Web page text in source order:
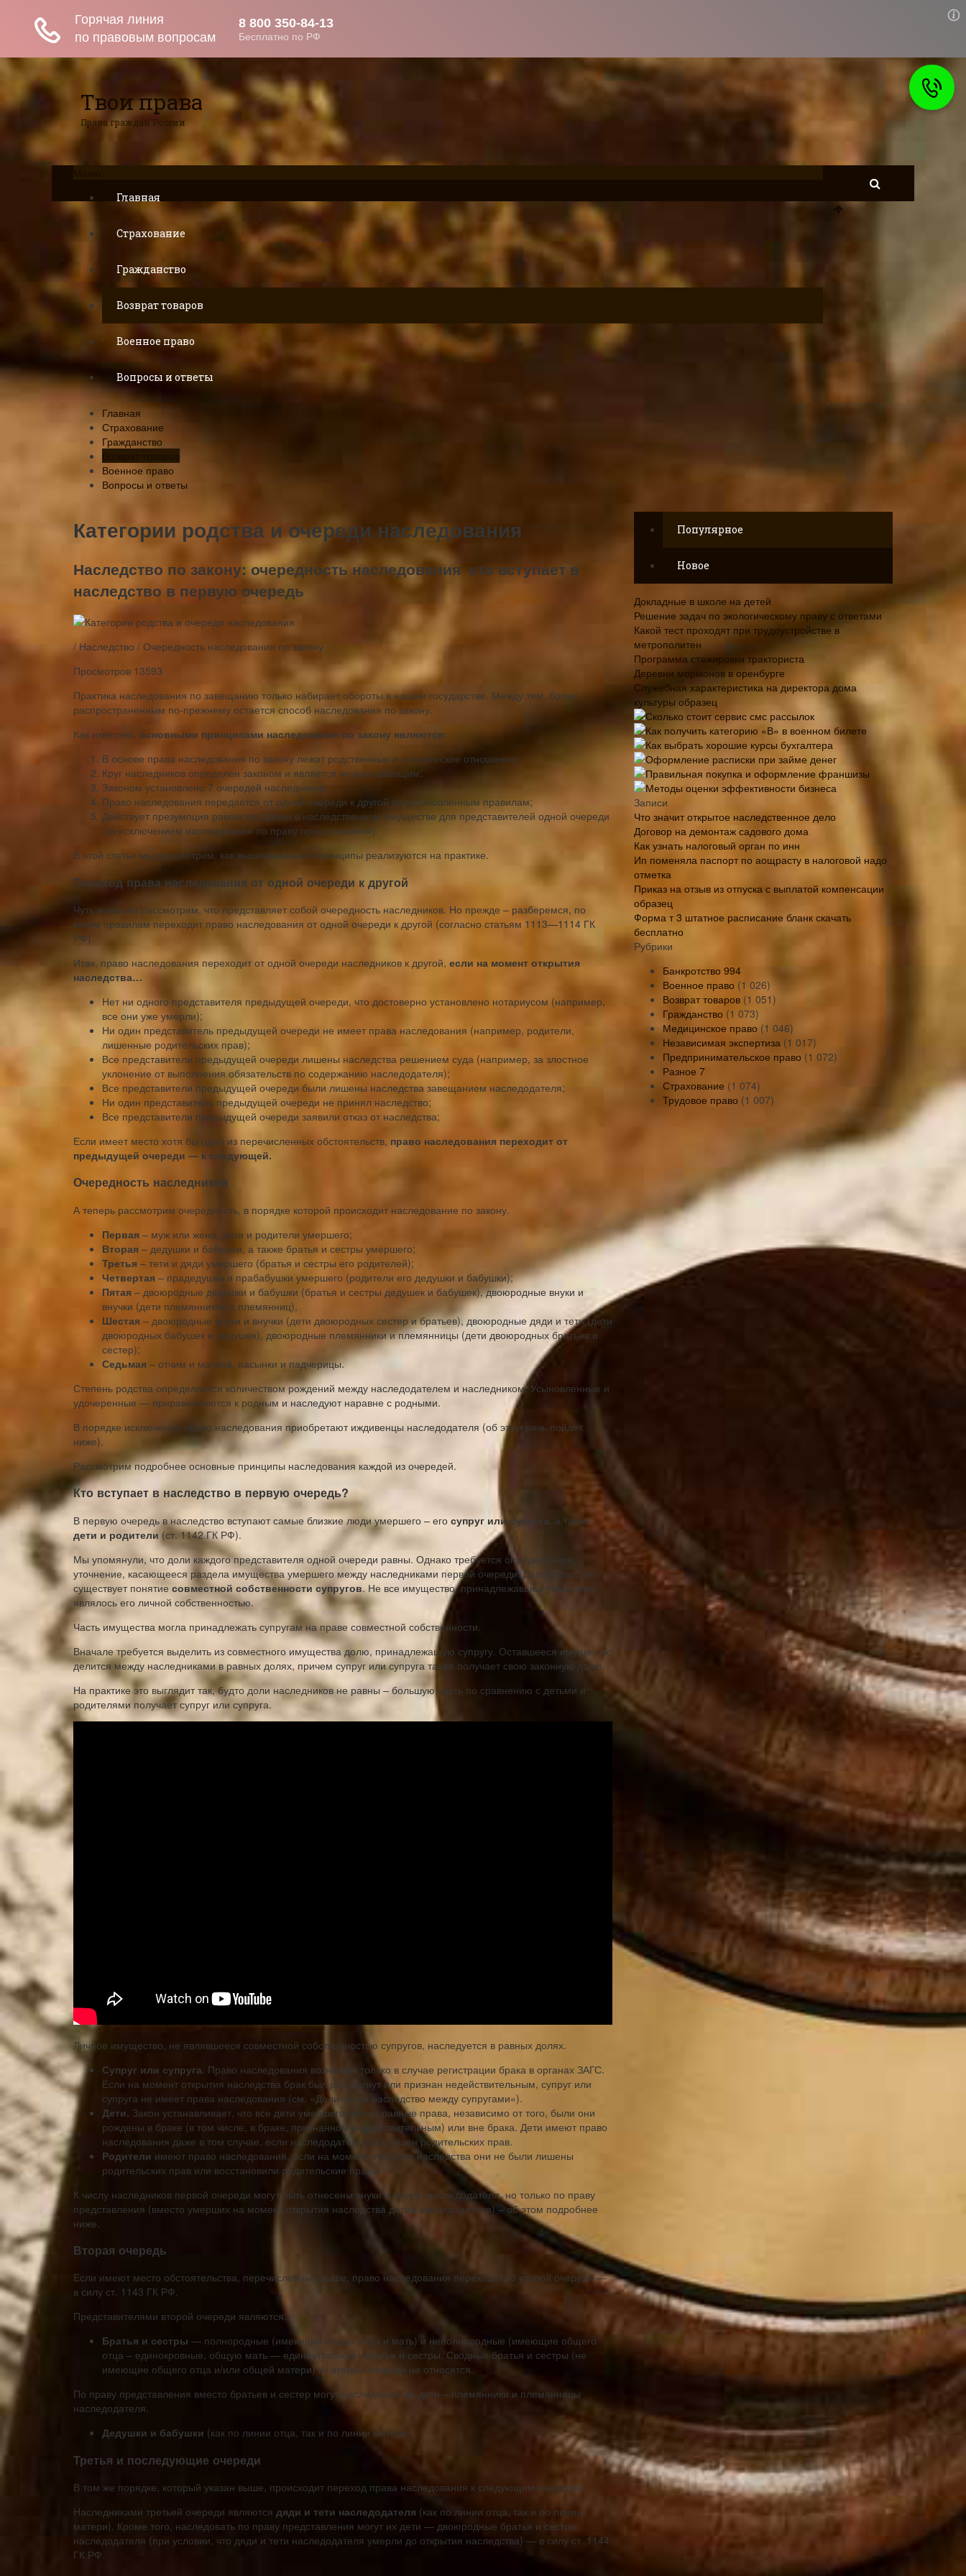
Твои права
Права граждан России
Главная
Страхование
Гражданство
Возврат товаров
Военное право
Вопросы и ответы
Главная
Страхование
Гражданство
Военное право
Вопросы и ответы
Категории родства и очереди наследования
Наследство по закону: очередность наследования ­ кто вступает в
наследство в первую очередь
/ Наследство / Очередность наследования по закону
Просмотров 13593
Практика наследования по завещанию только набирает обороты в нашем государстве. Между тем, более
распространенным по-прежнему остается способ наследования по закону.
Как известно, основными принципами наследования по закону являются:
В основе права наследования по закону лежат родственные и супружеские отношения;
Круг наследников определен законом и является исчерпывающим;
Законом установлено 7 очередей наследников;
Право наследования передается от одной очереди к другой по установленным правилам;
Действует презумпция равенства долей в наследственном имуществе для представителей одной очереди
(за исключением наследования по праву представления).
В этой статье мы рассмотрим, как вышеуказанные принципы реализуются на практике.
Переход права наследования от одной очереди к другой
Чуть ниже мы рассмотрим, что представляет собой очередность наследников. Но прежде – разберемся, по
каким правилам переходит право наследования от одной очереди к другой (согласно статьям 1113—1114 ГК
РФ).
Итак, право наследования переходит от одной очереди наследников к другой, если на момент открытия
наследства…
Нет ни одного представителя предыдущей очереди, что достоверно установлено нотариусом (например,
все они уже умерли);
Ни один представитель предыдущей очереди не имеет права наследования (например, родители,
лишенные родительских прав);
Все представители предыдущей очереди лишены наследства решением суда (например, за злостное
уклонение от выполнения обязательств по содержанию наследодателя);
Все представители предыдущей очереди были лишены наследства завещанием наследодателя;
Ни один представитель предыдущей очереди не принял наследство;
Все представители предыдущей очереди заявили отказ от наследства;
Если имеет место хотя бы одно из перечисленных обстоятельств, право наследования переходит от
предыдущей очереди — к следующей.
Очередность наследников
А теперь рассмотрим очередность, в порядке которой происходит наследование по закону.
Первая – муж или жена, дети и родители умершего;
Вторая – дедушки и бабушки, а также братья и сестры умершего;
Третья – тети и дяди умершего (братья и сестры его родителей);
Четвертая – прадедушки и прабабушки умершего (родители его дедушки и бабушки);
Пятая – двоюродные дедушки и бабушки (братья и сестры дедушек и бабушек), двоюродные внуки и
внучки (дети племянников и племянниц),
Шестая – двоюродные внуки и внучки (дети двоюродных сестер и братьев), двоюродные дяди и тети (дети
двоюродных бабушек и дедушек), двоюродные племянники и племянницы (дети двоюродных братьев и
сестер);
Седьмая – отчим и мачеха, пасынки и падчерицы.
Степень родства определяется количеством рождений между наследодателем и наследником. Усыновленные и
удочеренные — приравниваются к родным и наследуют наравне с родными.
В порядке исключения право наследования приобретают иждивенцы наследодателя (об этом речь пойдет
ниже).
Рассмотрим подробнее основные принципы наследования каждой из очередей.
Кто вступает в наследство в первую очередь?
В первую очередь в наследство вступают самые близкие люди умершего – его супруг или супруга , а также
дети и родители (ст. 1142 ГК РФ).
Мы упомянули, что доли каждого представителя одной очереди равны. Однако требуется определенное
уточнение, касающееся раздела имущества умершего между наследниками первой очереди. Дело в том, что
существует понятие совместной собственности супругов. Не все имущество, принадлежавшее умершему,
являлось его личной собственностью.
Часть имущества могла принадлежать супругам на праве совместной собственности.
Вначале требуется выделить из совместного имущества долю, принадлежащую супругу. Оставшееся имущество
делится между наследниками в равных долях, причем супруг или супруга также получает свою законную долю.
На практике это выглядит так, будто доли наследников не равны – большую часть по сравнению с детьми и
родителями получает супруг или супруга.
Личное имущество, не являвшееся совместной собственностью супругов, наследуется в равных долях.
Супруг или супруга . Право наследования возникает только в случае регистрации брака в органах ЗАГС.
Если на момент открытия наследства брак был расторгнут или признан недействительным, супруг или
супруга не имеет права наследования (см. «Делится ли наследство между супругами«).
Дети. Закон устанавливает, что все дети умершего имеют равные права, независимо от того, были они
рождены в браке (в том числе, в браке, признанном недействительным) или вне брака. Дети имеют право
наследования даже в том случае, если наследодатель был лишен родительских прав.
Родители имеют право наследования, если на момент открытия наследства они не были лишены
родительских прав или восстановили родительские права.
К числу наследников первой очереди могут быть отнесены внуки и внучки наследодателя, но только по праву
представления (вместо умерших на момент открытия наследства детей наследодателя) – об этом подробнее
ниже.
Вторая очередь
Если имеют место обстоятельства, перечисленные выше, право наследования переходит ко второй очереди —
в силу ст. 1143 ГК РФ.
Представителями второй очереди являются:
Братья и сестры — полнородные (имеющие общих отца и мать) и неполнородные (имеющие общего
отца – единокровные, общую мать — единоутробные) братья и сестры. Сводные братья и сестры (не
имеющие общего отца и/или общей матери) ко второй очереди не относятся.
По праву представления вместо братьев и сестер могут наследовать их дети – племянники и племянницы
наследодателя.
Дедушки и бабушки (как по линии отца, так и по линии матери).
Третья и последующие очереди
В том же порядке, который указан выше, происходит переход права наследования к следующим очередям.
Наследниками третьей очереди являются дяди и тети наследодателя (как по линии отца, так и по линии
матери). Кроме того, наследовать по праву представления могут их дети — двоюродные братья и сестры
наследодателя (при условии, что дяди и тети наследодателя умерли до открытия наследства) — в силу ст. 1144
ГК РФ.
Популярное
Новое
Докладные в школе на детей
Решение задач по экологическому праву с ответами
Какой тест проходят при трудоустройстве в
метрополитен
Программа стажировки тракториста
Деревни мормонов в оренбурге
Служебная характеристика на директора дома
культуры образец
Сколько стоит сервис смс рассылок
Как получить категорию «В» в военном билете
Как выбрать хорошие курсы бухгалтера
Оформление расписки при займе денег
Правильная покупка и оформление франшизы
Методы оценки эффективности бизнеса
Записи
Что значит открытое наследственное дело
Договор на демонтаж садового дома
Как узнать налоговый орган по инн
Ип поменяла паспорт по аощрасту в налоговой надо
отметка
Приказ на отзыв из отпуска с выплатой компенсации
образец
Форма т 3 штатное расписание бланк скачать
бесплатно
Рубрики
Банкротство 994
Военное право (1 026)
Возврат товаров (1 051)
Гражданство (1 073)
Медицинское право (1 046)
Независимая экспертиза (1 017)
Предпринимательское право (1 072)
Разное 7
Страхование (1 074)
Трудовое право (1 007)